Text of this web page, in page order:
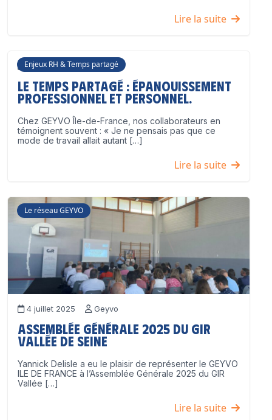
Lire la suite
Enjeux RH & Temps partagé
17 juillet 2025 Geyvo
Le temps partagé : épanouissement
professionnel ET personnel.
Chez GEYVO Île-de-France, nos collaborateurs en
témoignent souvent : « Je ne pensais pas que ce
mode de travail allait autant […]
Lire la suite
Le réseau GEYVO
4 juillet 2025 Geyvo
Assemblée Générale 2025 du GIR
Vallée de Seine
Yannick Delisle a eu le plaisir de représenter le GEYVO
ILE DE FRANCE à l’Assemblée Générale 2025 du GIR
Vallée […]
Lire la suite